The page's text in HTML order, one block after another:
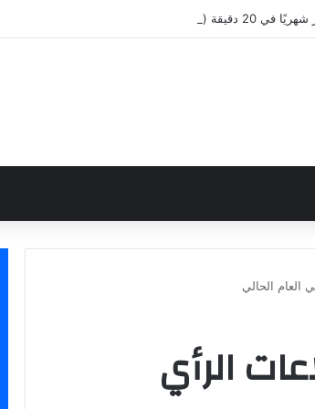
العام الحالي
الرأي